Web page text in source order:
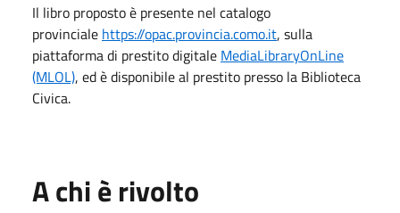
Il libro proposto è presente nel catalogo
provinciale https://opac.provincia.como.it, sulla
piattaforma di prestito digitale MediaLibraryOnLine
(MLOL), ed è disponibile al prestito presso la Biblioteca
Civica.
A chi è rivolto